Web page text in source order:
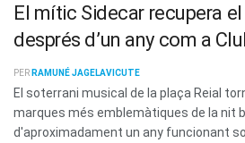
El mític Sidecar recupera
després d’un any com a
PER RAMUNÉ JAGELAVICUTE
El soterrani musical de la plaça Reial
marques més emblemàtiques de la nit
d'aproximadament un any funcionant